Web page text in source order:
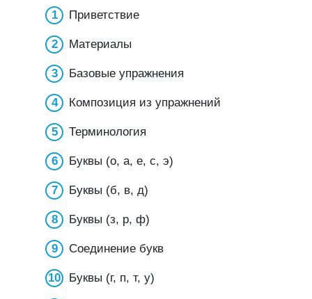
Приветствие
Материалы
Базовые упражнения
Композиция из упражнений
Терминология
Буквы (о, а, е, с, э)
Буквы (б, в, д)
Буквы (з, р, ф)
Соединение букв
Буквы (г, п, т, у)